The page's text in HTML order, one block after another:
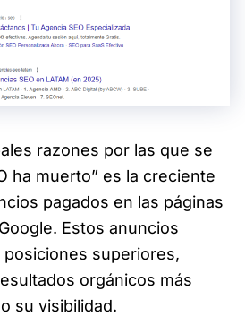
razones por las que se
ha muerto” es la creciente
pagados en las páginas
Estos anuncios
superiores,
orgánicos más
su visibilidad.